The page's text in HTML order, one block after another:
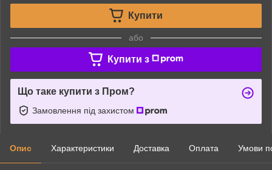
Купити
або
Купити з
Що таке купити з Пром?
Замовлення під захистом
Опис Характеристики Доставка Оплата Умови